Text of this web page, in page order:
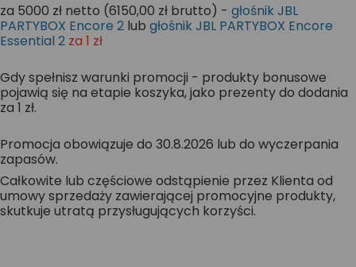
za 5000 zł netto (6150,00 zł brutto) - głośnik JBL
PARTYBOX Encore 2 lub głośnik JBL PARTYBOX Encore
Essential 2 za 1 zł
Gdy spełnisz warunki promocji - produkty bonusowe
pojawią się na etapie koszyka, jako prezenty do dodania
za 1 zł.
Promocja obowiązuje do 30.8.2026 lub do wyczerpania
zapasów.
Całkowite lub częściowe odstąpienie przez Klienta od
umowy sprzedaży zawierającej promocyjne produkty,
skutkuje utratą przysługujących korzyści.